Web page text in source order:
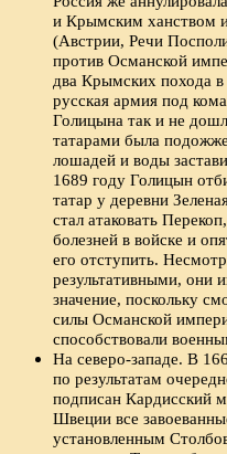
и Крымским ханством
(Австрии, Речи
против Османской
два Крымских похода
русская армия под
Голицына так и не
татарами была
лошадей и воды
1689 году Голицын
татар у деревни
стал атаковать
болезней в войске и
его отступить.
результативными, они
значение, поскольку
силы Османской
способствовали
На северо-западе. В
по результатам
подписан Кардисский
Швеции все
установленным